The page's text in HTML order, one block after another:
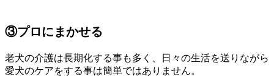
③プロにまかせる
老犬の介護は長期化する事も多く、日々の生活を送りながら
愛犬のケアをする事は簡単ではありません。